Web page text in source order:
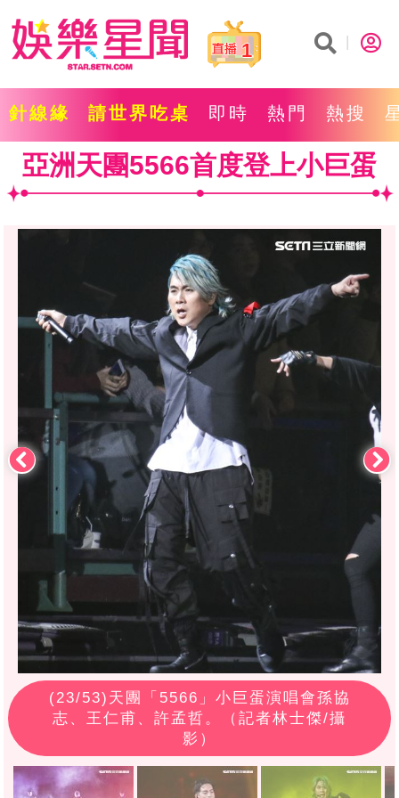
1
針線緣 請世界吃桌 即時 熱門 熱搜
亞洲天團5566首度登上小巨蛋
(23/53)天團「5566」小巨蛋演唱會孫協
志、王仁甫、許孟哲。（記者林士傑/攝
影）